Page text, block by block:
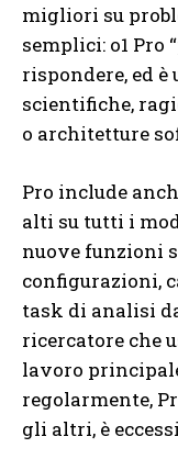
migliori su
semplici: o1 Pro
rispondere, ed
scientifiche,
o architetture
Pro include
alti su tutti i
nuove funzioni
configurazioni,
task di analisi
ricercatore che
lavoro
regolarmente,
gli altri, è